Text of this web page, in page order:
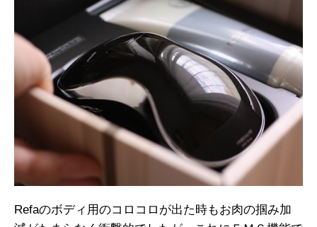
Refaのボディ用のコロコロが出た時もお肉の掴み加